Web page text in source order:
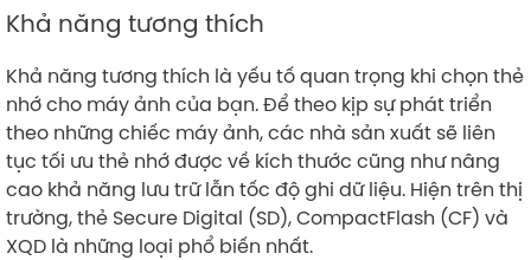
Khả năng tương thích
Khả năng tương thích là yếu tố quan trọng khi chọn thẻ
nhớ cho máy ảnh của bạn. Để theo kịp sự phát triển
theo những chiếc máy ảnh, các nhà sản xuất sẽ liên
tục tối ưu thẻ nhớ được về kích thước cũng như nâng
cao khả năng lưu trữ lẫn tốc độ ghi dữ liệu. Hiện trên thị
trường, thẻ Secure Digital (SD), CompactFlash (CF) và
XQD là những loại phổ biến nhất.